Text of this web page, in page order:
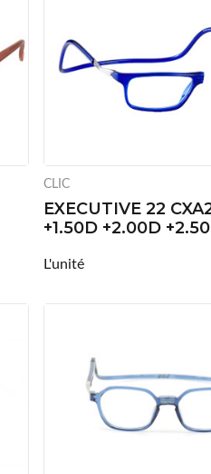
CLIC
EXECUTIVE 22
+1.50D +2.00D
L'unité